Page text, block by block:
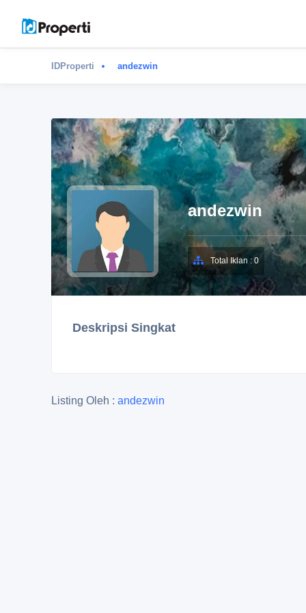
IDProperti andezwin
andezwin
Total Iklan : 0
Deskripsi Singkat
Listing Oleh : andezwin